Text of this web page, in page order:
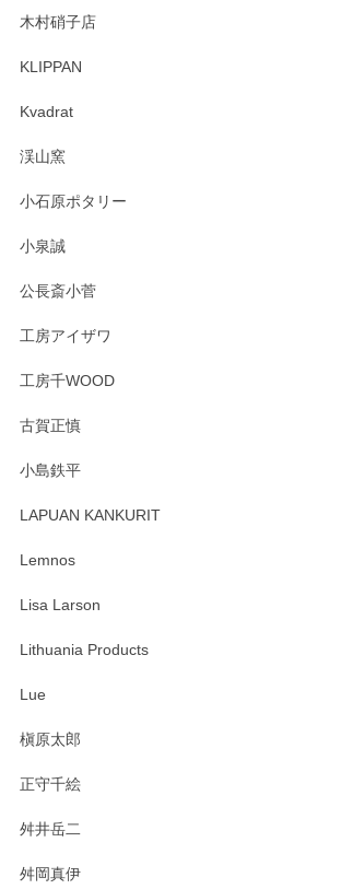
木村硝子店
KLIPPAN
Kvadrat
渓山窯
小石原ポタリー
小泉誠
公長斎小菅
工房アイザワ
工房千WOOD
古賀正慎
小島鉄平
LAPUAN KANKURIT
Lemnos
Lisa Larson
Lithuania Products
Lue
槇原太郎
正守千絵
舛井岳二
舛岡真伊